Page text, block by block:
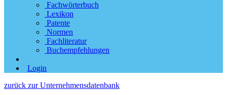
Fachwörterbuch
Lexikon
Patente
Normen
Fachliteratur
Buchempfehlungen
Login
zurück zur Unternehmensdatenbank